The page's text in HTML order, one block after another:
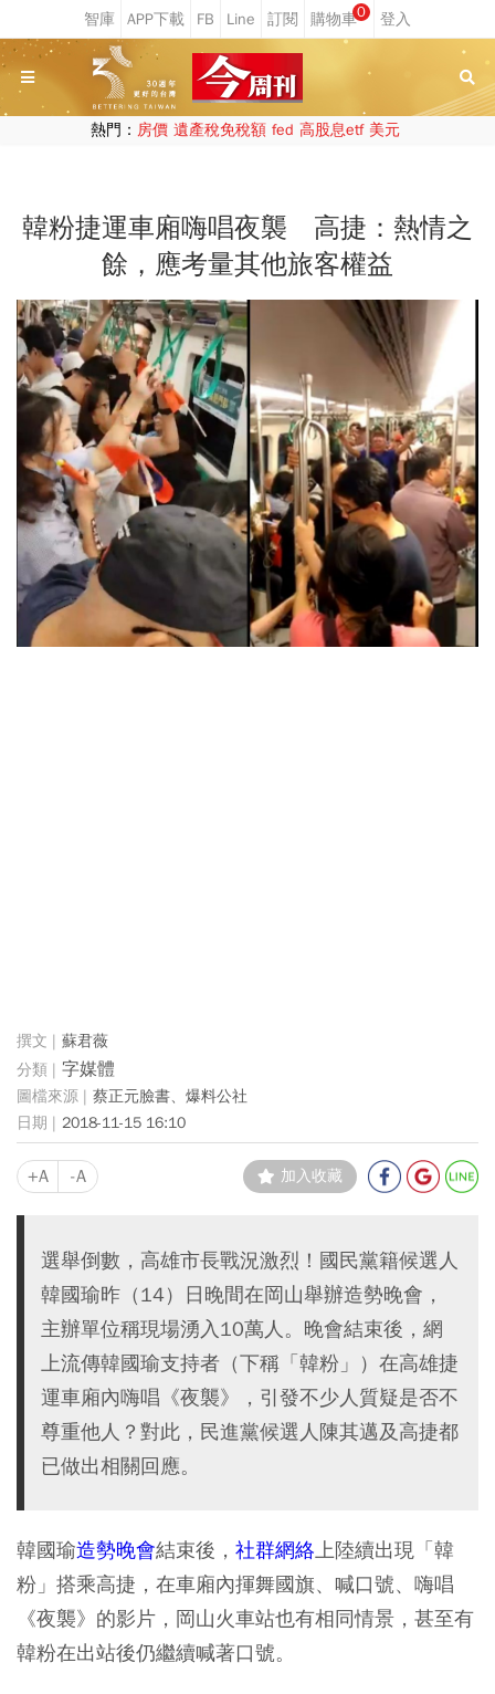
0
熱門： 房價 遺產稅免稅額 fed 高股息etf 美元
韓粉捷運車廂嗨唱夜襲 高捷：熱情之
餘，應考量其他旅客權益
蘇君薇
字媒體
蔡正元臉書、爆料公社
2018-11-15 16:10
+A -A 加入收藏
選舉倒數，高雄市長戰況激烈！國民黨籍候選人
韓國瑜昨（14）日晚間在岡山舉辦造勢晚會，
主辦單位稱現場湧入10萬人。晚會結束後，網
上流傳韓國瑜支持者（下稱「韓粉」）在高雄捷
運車廂內嗨唱《夜襲》，引發不少人質疑是否不
尊重他人？對此，民進黨候選人陳其邁及高捷都
已做出相關回應。
韓國瑜造勢晚會結束後， 社群網絡上陸續出現 「韓
粉」搭乘高捷，在車廂內揮舞國旗、喊口號、嗨唱
《夜襲》 的影片，岡山火車站也有相同情景，甚至有
韓粉在出站後仍繼續喊著口號。